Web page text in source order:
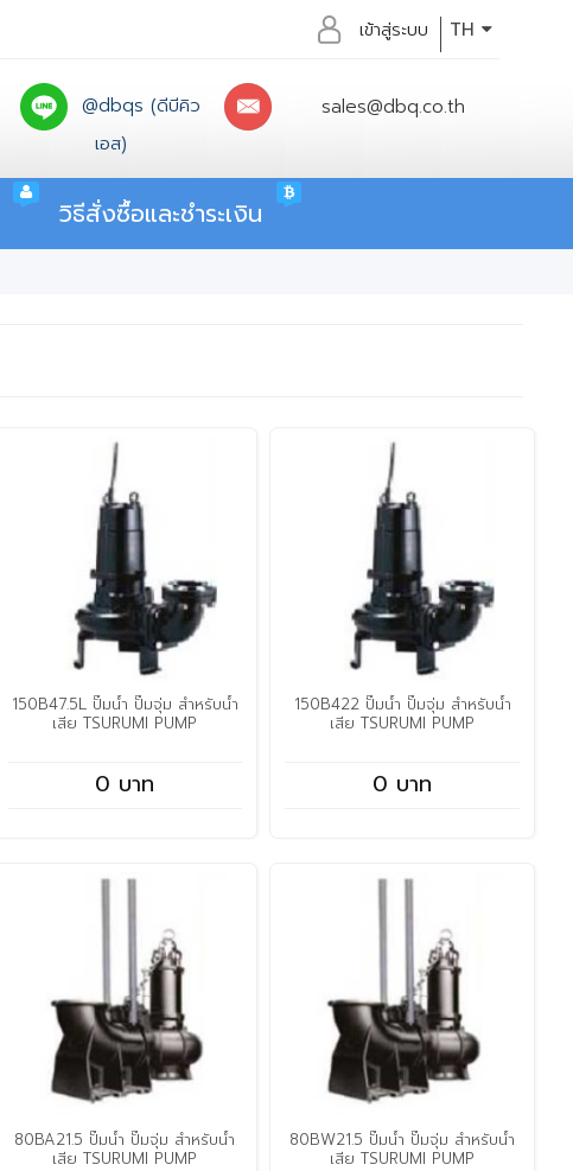
TH
เข้าสู่ระบบ
@dbqs (ดีบีคิว
เอส)
sales@dbq.co.th
วิธีสั่งซื้อและชำระเงิน
150B47.5L ปั๊มน้ำ ปั๊มจุ่ม สำหรับน้ำ
เสีย TSURUMI PUMP
0 บาท
150B422 ปั๊มน้ำ ปั๊มจุ่ม สำหรับน้ำ
เสีย TSURUMI PUMP
0 บาท
80BA21.5 ปั๊มน้ำ ปั๊มจุ่ม สำหรับน้ำ
เสีย TSURUMI PUMP
80BW21.5 ปั๊มน้ำ ปั๊มจุ่ม สำหรับน้ำ
เสีย TSURUMI PUMP